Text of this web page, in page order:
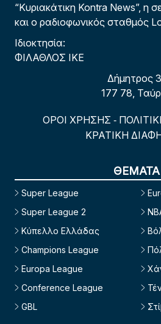
“Κυριακάτικη Kontra News”, η
και ο ραδιοφωνικός σταθμός
Ιδιοκτησία:
ΦΙΛΑΘΛΟΣ ΙΚΕ
Δήμητρος
177 78,
ΟΡΟΙ ΧΡΗΣΗΣ -
ΚΡΑΤΙΚΗ
ΘΕΜΑΤΑ
Super League
Super League 2
Κύπελλο Ελλάδας
Champions League
Europa League
Conference League
GBL